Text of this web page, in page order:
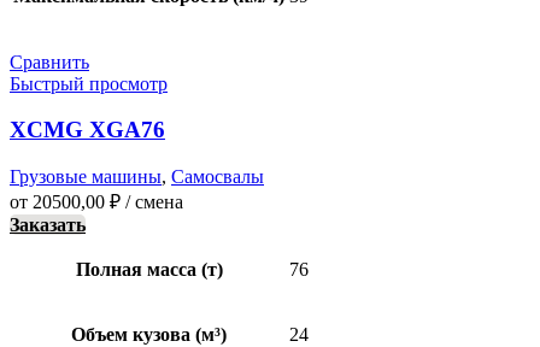
Сравнить
Быстрый просмотр
XCMG XGA76
Грузовые машины, Самосвалы
от 20500,00 ₽ / смена
Заказать
Полная масса (т) 76
Объем кузова (м³) 24